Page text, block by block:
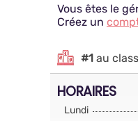
Vous êtes le
Créez un
#1 au
HORAIRES
Lundi